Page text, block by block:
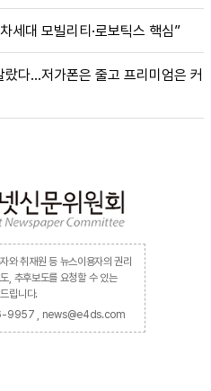
세대 모빌리티·로보틱스 핵심”
랐다…저가폰은 줄고 프리미엄은 커
와 취재원 등 뉴스이용자의 권리
, 추후보도를 요청할 수 있는
립니다.
9957 , news@e4ds.com